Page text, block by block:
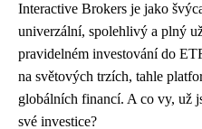
Interactive Brokers je jako
univerzální, spolehlivý a plný
pravidelném investování do
na světových trzích, tahle
globálních financí. A co vy, už
své investice?